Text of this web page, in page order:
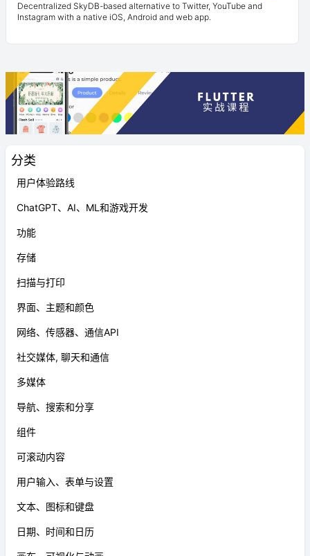
分类
用户体验路线
ChatGPT、AI、ML和游戏开发
功能
存储
扫描与打印
界面、主题和颜色
网络、传感器、通信API
社交媒体, 聊天和通信
多媒体
导航、搜索和分享
组件
可滚动内容
用户输入、表单与设置
文本、图标和键盘
日期、时间和日历
Decentralized SkyDB-based alternative to Twitter, YouTube and
Instagram with a native iOS, Android and web app.